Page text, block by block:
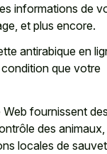
informations de
et plus encore.
antirabique en
que votre
Web fournissent
des animaux,
locales de